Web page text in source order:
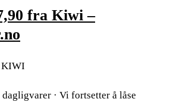
fra Kiwi –
KIWI
· Vi fortsetter å låse